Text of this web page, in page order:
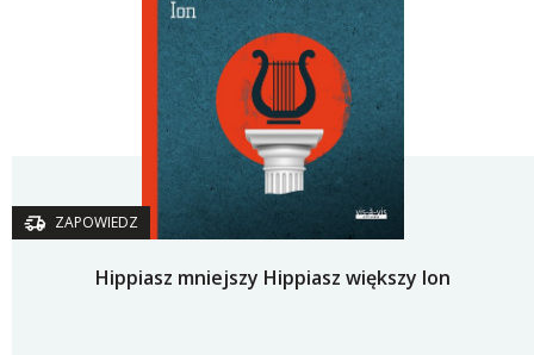
ZAPOWIEDZ
Hippiasz mniejszy Hippiasz większy Ion